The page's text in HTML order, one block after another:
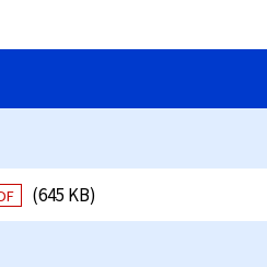
(645 KB)